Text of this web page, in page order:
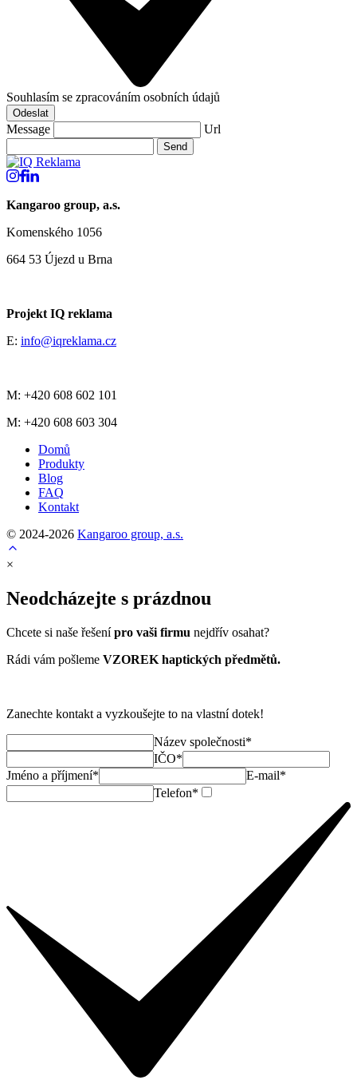
Souhlasím se zpracováním osobních údajů
Odeslat
Message Url
@iqreklama.cz
ABCLinkedIn
Kangaroo group, a.s.
Komenského 1056
664 53 Újezd u Brna
Projekt IQ reklama
E: info@iqreklama.cz
M: +420 608 602 101
M: +420 608 603 304
Domů
Produkty
Blog
FAQ
Kontakt
© 2024-2026 Kangaroo group, a.s.
webu
×
Neodcházejte s prázdnou
Chcete si naše řešenípro vaši firmu nejdřív osahat?
Rádi vám pošleme VZOREK haptických předmětů.
Zanechte kontakt a vyzkoušejte to na vlastní dotek!
Název společnosti*
IČO*
Jméno a příjmení*
E-mail*
Telefon*